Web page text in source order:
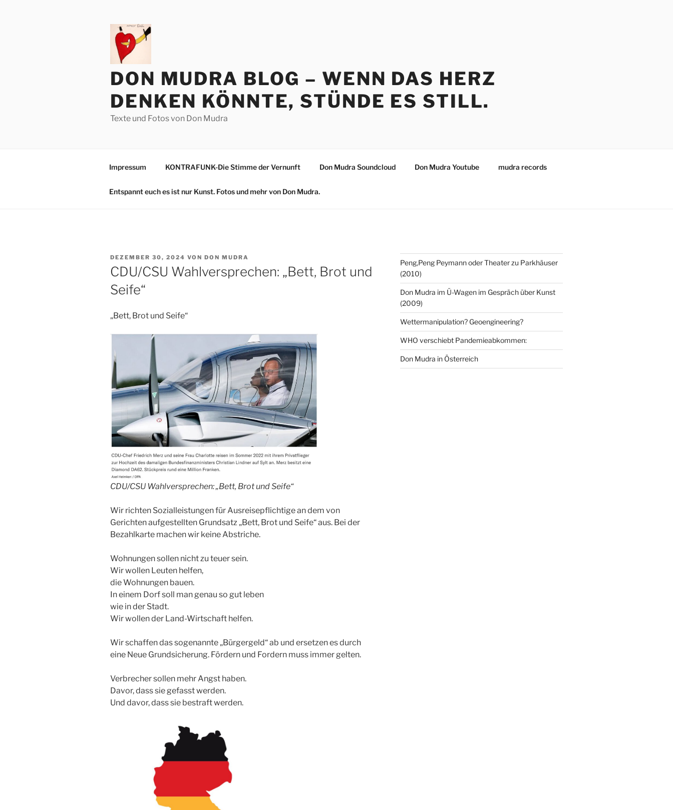
DON MUDRA BLOG – WENN DAS HERZ
DENKEN KÖNNTE, STÜNDE ES STILL.
Texte und Fotos von Don Mudra
Impressum KONTRAFUNK-Die Stimme der Vernunft Don Mudra Soundcloud Don Mudra Youtube mudra records
Entspannt euch es ist nur Kunst. Fotos und mehr von Don Mudra.
VERÖFFENTLICHT
AM
DEZEMBER 30, 2024 VON DON MUDRA
CDU/CSU Wahlversprechen: „Bett, Brot und
Seife“
„Bett, Brot und Seife“
CDU/CSU Wahlversprechen: „Bett, Brot und Seife“
Wir richten Sozialleistungen für Ausreisepflichtige an dem von
Gerichten aufgestellten Grundsatz „Bett, Brot und Seife“ aus. Bei der
Bezahlkarte machen wir keine Abstriche.
Wohnungen sollen nicht zu teuer sein.
Wir wollen Leuten helfen,
die Wohnungen bauen.
In einem Dorf soll man genau so gut leben
wie in der Stadt.
Wir wollen der Land-Wirtschaft helfen.
Wir schaffen das sogenannte „Bürgergeld“ ab und ersetzen es durch
eine Neue Grundsicherung. Fördern und Fordern muss immer gelten.
Verbrecher sollen mehr Angst haben.
Davor, dass sie gefasst werden.
Und davor, dass sie bestraft werden.
Peng,Peng Peymann oder Theater zu Parkhäuser
(2010)
Don Mudra im Ü-Wagen im Gespräch über Kunst
(2009)
Wettermanipulation? Geoengineering?
WHO verschiebt Pandemieabkommen:
Don Mudra in Österreich